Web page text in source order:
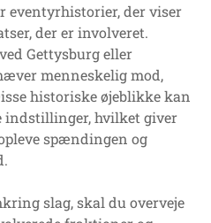
eventyrhistorier, der viser
der er involveret.
Gettysburg eller
menneskelig mod,
historiske øjeblikke kan
indstillinger, hvilket giver
spændingen og
slag, skal du overveje